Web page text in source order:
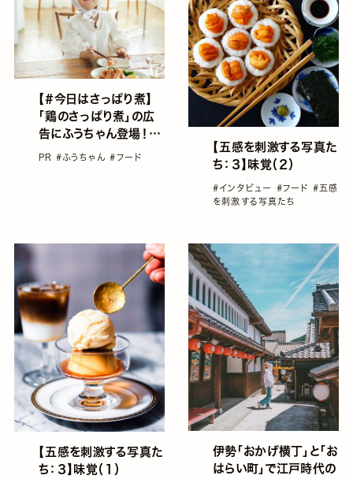
【#今日はさっぱり煮】
「鶏のさっぱり煮」の広
告にふうちゃん登場！さ
っぱり煮にハマった愛く
PR #ふうちゃん#フード
【五感を刺激する写真た
ち：３】味覚（２）
#インタビュー #フード #五感
を刺激する写真たち
【五感を刺激する写真た
ち：３】味覚（１）
伊勢「おかげ横丁」と「お
はらい町」で江戸時代の